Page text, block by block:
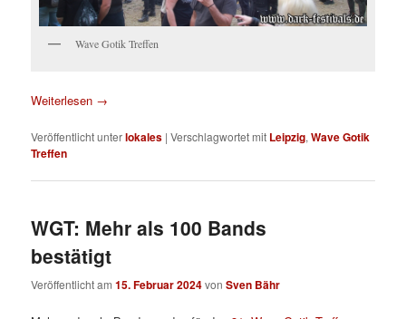
Wave Gotik Treffen
Weiterlesen →
Veröffentlicht unterlokales |Verschlagwortet mit Leipzig,Wave Gotik
Treffen
WGT: Mehr als 100 Bands
bestätigt
Veröffentlicht am15. Februar 2024vonSven Bähr